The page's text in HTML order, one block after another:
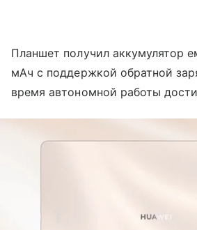
Планшет получил аккумулятор
мАч с поддержкой обратной
время автономной работы